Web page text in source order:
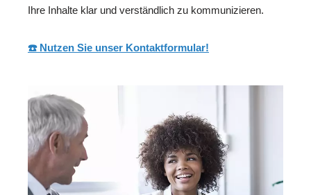
Ihre Inhalte klar und verständlich zu kommunizieren.
☎️ Nutzen Sie unser Kontaktformular!